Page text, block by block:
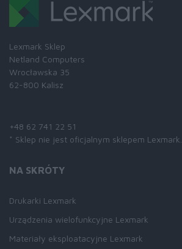
Lexmark Sklep
Netland Computers
Wrocławska 35
62-800 Kalisz
+48 62 741 22 51
* Sklep nie jest oficjalnym sklepem Lexmark.
NA SKRÓTY
Drukarki Lexmark
Urządzenia wielofunkcyjne Lexmark
Materiały eksploatacyjne Lexmark